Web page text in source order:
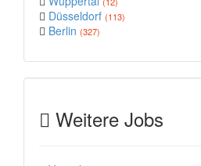
Düsseldorf (113)
Berlin (327)
Weitere Jobs